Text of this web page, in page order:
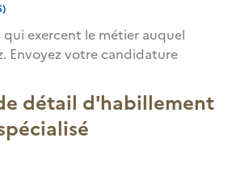
qui exercent le métier auquel
Envoyez votre candidature
détail d'habillement